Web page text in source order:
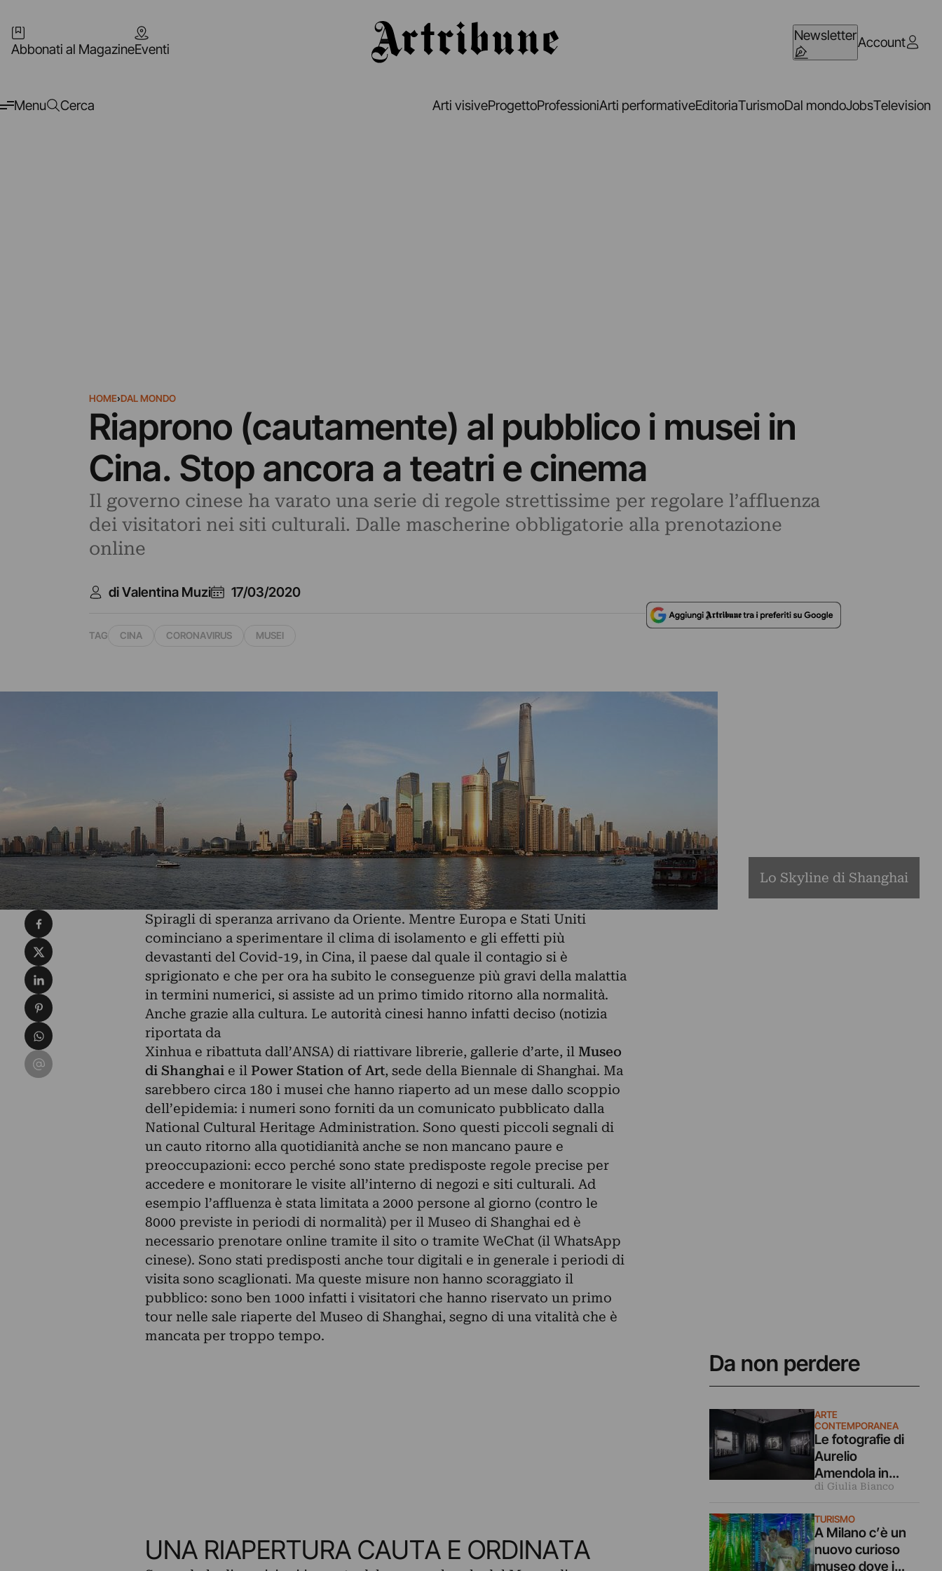
Abbonati al MagazineEventi
NewsletterAccount
Menu Cerca Arti visiveProgettoProfessioniArti performativeEditoriaTurismoDal mondoJobsTelevision
HOME›DAL MONDO
Riaprono (cautamente) al pubblico i musei in
Cina. Stop ancora a teatri e cinema
Il governo cinese ha varato una serie di regole strettissime per regolare l’affluenza
dei visitatori nei siti culturali. Dalle mascherine obbligatorie alla prenotazione
online
di Valentina Muzi 17/03/2020
TAG CINA CORONAVIRUS MUSEI
Lo Skyline di Shanghai
Spiragli di speranza arrivano da Oriente. Mentre Europa e Stati Uniti
cominciano a sperimentare il clima di isolamento e gli effetti più
devastanti del Covid-19, in Cina, il paese dal quale il contagio si è
sprigionato e che per ora ha subito le conseguenze più gravi della malattia
in termini numerici, si assiste ad un primo timido ritorno alla normalità.
Anche grazie alla cultura. Le autorità cinesi hanno infatti deciso (notizia
riportata da
Xinhua e ribattuta dall’ANSA) di riattivare librerie, gallerie d’arte, il Museo
di Shanghaie il Power Station of Art, sede della Biennale di Shanghai. Ma
sarebbero circa 180 i musei che hanno riaperto ad un mese dallo scoppio
dell’epidemia: i numeri sono forniti da un comunicato pubblicato dalla
National Cultural Heritage Administration. Sono questi piccoli segnali di
un cauto ritorno alla quotidianità anche se non mancano paure e
preoccupazioni: ecco perché sono state predisposte regole precise per
accedere e monitorare le visite all’interno di negozi e siti culturali. Ad
esempio l’affluenza è stata limitata a 2000 persone al giorno (contro le
8000 previste in periodi di normalità) per il Museo di Shanghai ed è
necessario prenotare online tramite il sito o tramite WeChat (il WhatsApp
cinese). Sono stati predisposti anche tour digitali e in generale i periodi di
visita sono scaglionati. Ma queste misure non hanno scoraggiato il
pubblico: sono ben 1000 infatti i visitatori che hanno riservato un primo
tour nelle sale riaperte del Museo di Shanghai, segno di una vitalità che è
mancata per troppo tempo.
UNA RIAPERTURA CAUTA E ORDINATA
Da non perdere
ARTE
CONTEMPORANEA
Le fotografie di
Aurelio
Amendola in
dialogo coi
dell’arte in
mostra a Milano
di Giulia Bianco
TURISMO
A Milano c’è un
nuovo curioso
museo dove i
Condividi su Facebook
Condividi su X
Condividi su LinkedIn
Condividi su Pinterest
Condividi su WhatsApp
Condividi su Email